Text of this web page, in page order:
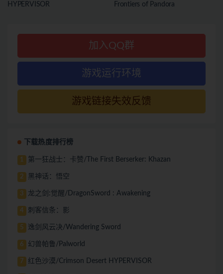
HYPERVISOR
Frontiers of Pandora
加入QQ群
游戏运行环境
游戏链接失效反馈
下载热度排行榜
1 第一狂战士：卡赞/The First Berserker: Khazan
2 黑神话：悟空
3 龙之剑:觉醒/DragonSword : Awakening
4 刺客信条：影
5 逸剑风云决/Wandering Sword
6 幻兽帕鲁/Palworld
7 红色沙漠/Crimson Desert HYPERVISOR